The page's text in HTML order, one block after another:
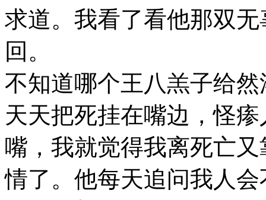
求道。我看了看他那双
回。
不知道哪个王八羔子给
天天把死挂在嘴边，怪
嘴，我就觉得我离死亡
情了。他每天追问我人